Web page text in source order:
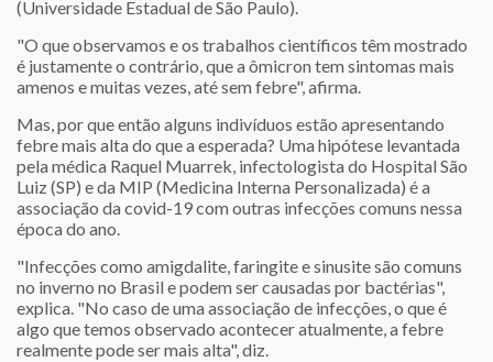
(Universidade Estadual de São Paulo).
"O que observamos e os trabalhos científicos têm mostrado
é justamente o contrário, que a ômicron tem sintomas mais
amenos e muitas vezes, até sem febre", afirma.
Mas, por que então alguns indivíduos estão apresentando
febre mais alta do que a esperada? Uma hipótese levantada
pela médica Raquel Muarrek, infectologista do Hospital São
Luiz (SP) e da MIP (Medicina Interna Personalizada) é a
associação da covid-19 com outras infecções comuns nessa
época do ano.
"Infecções como amigdalite, faringite e sinusite são comuns
no inverno no Brasil e podem ser causadas por bactérias",
explica. "No caso de uma associação de infecções, o que é
algo que temos observado acontecer atualmente, a febre
realmente pode ser mais alta", diz.